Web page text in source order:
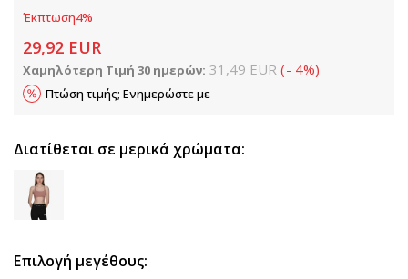
Έκπτωση4%
29,92 EUR
Χαμηλότερη Τιμή 30 ημερών: 31,49 EUR (- 4%)
Πτώση τιμής; Ενημερώστε με
Διατίθεται σε μερικά χρώματα:
Επιλογή μεγέθους: